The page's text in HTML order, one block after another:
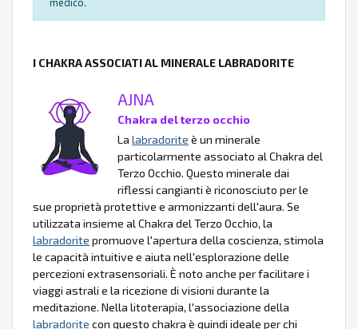
I CHAKRA ASSOCIATI AL MINERALE LABRADORITE
AJNA
Chakra del terzo occhio
La labradorite è un minerale
particolarmente associato al Chakra del
Terzo Occhio. Questo minerale dai
riflessi cangianti è riconosciuto per le
sue proprietà protettive e armonizzanti dell'aura. Se
utilizzata insieme al Chakra del Terzo Occhio, la
labradorite promuove l'apertura della coscienza, stimola
le capacità intuitive e aiuta nell'esplorazione delle
percezioni extrasensoriali. È noto anche per facilitare i
viaggi astrali e la ricezione di visioni durante la
meditazione. Nella litoterapia, l'associazione della
labradorite con questo chakra è quindi ideale per chi